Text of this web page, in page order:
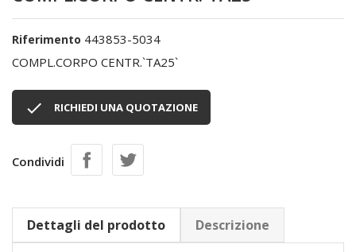
Riferimento 443853-5034
COMPL.CORPO CENTR.`TA25`
 RICHIEDI UNA QUOTAZIONE
Condividi
Dettagli del prodotto Descrizione